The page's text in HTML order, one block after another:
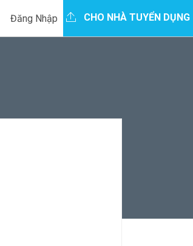
Đăng Nhập CHO NHÀ TUYỂN DỤNG